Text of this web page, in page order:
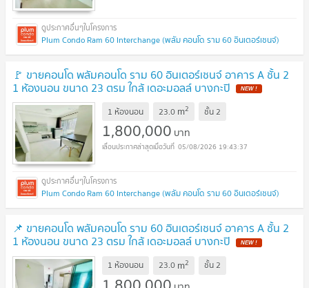
Plum Condo Ram 60 Interchange (พลัม คอนโด ราม 60 อินเตอร์เชนจ์)
🚩 ขายคอนโด พลัมคอนโด ราม 60 อินเตอร์เชนจ์ อาคาร A ชั้น 2
1 ห้องนอน ขนาด 23 ตรม ใกล้ เดอะมอลล์ บางกะปิ NEW !
1 ห้องนอน 23.0 m2 ชั้น2
1,800,000 บาท
05/08/2026 19:43:37
Plum Condo Ram 60 Interchange (พลัม คอนโด ราม 60 อินเตอร์เชนจ์)
📌 ขายคอนโด พลัมคอนโด ราม 60 อินเตอร์เชนจ์ อาคาร A ชั้น 2
1 ห้องนอน ขนาด 23 ตรม ใกล้ เดอะมอลล์ บางกะปิ NEW !
1 ห้องนอน 23.0 m2 ชั้น2